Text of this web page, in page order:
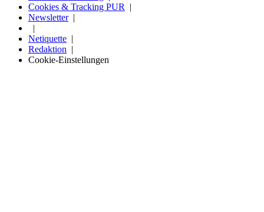
Cookies & Tracking PUR
Newsletter
Netiquette
Redaktion
Cookie-Einstellungen